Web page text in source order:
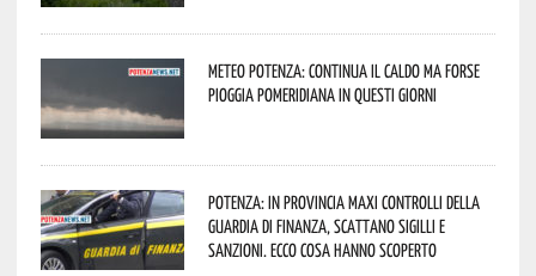
Meteo Potenza: continua il caldo ma forse
pioggia pomeridiana in questi giorni
Potenza: in provincia maxi controlli della
Guardia di Finanza, scattano sigilli e
sanzioni. Ecco cosa hanno scoperto